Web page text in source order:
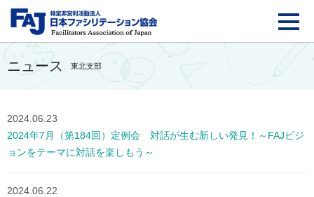
FAJ：特定非営利活動
ニュース 東北支部
2024.06.23
2024年7月（第184回）定例会 対話が生む新しい発見！～FAJビジ
ョンをテーマに対話を楽しもう～
2024.06.22